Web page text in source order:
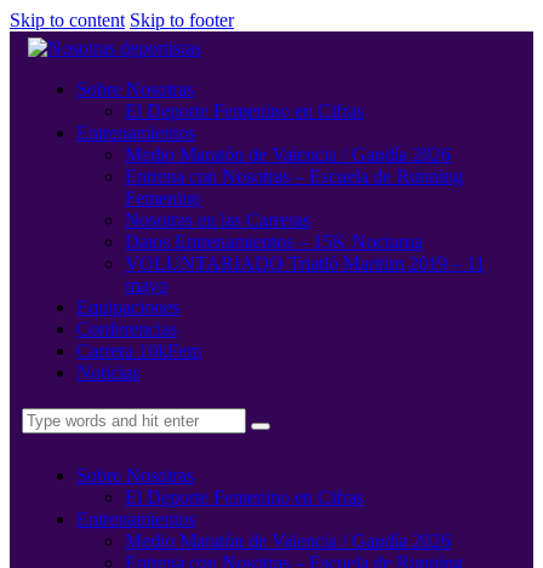
Skip to content Skip to footer
Sobre Nosotras
El Deporte Femenino en Cifras
Entrenamientos
Medio Maratón de Valencia / Gandía 2026
Entrena con Nosotras – Escuela de Running
Femenino
Nosotras en las Carreras
Datos Entrenamientos – 15K Nocturna
VOLUNTARIADO Triatló Maritim 2019 – 11
mayo
Equipaciones
Conferencias
Carrera 10kFem
Noticias
Sobre Nosotras
El Deporte Femenino en Cifras
Entrenamientos
Medio Maratón de Valencia / Gandía 2026
Entrena con Nosotras – Escuela de Running